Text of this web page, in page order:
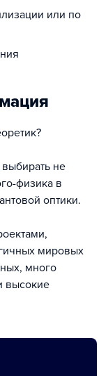
или по
не
физика в
оптики.
мировых
много
высокие